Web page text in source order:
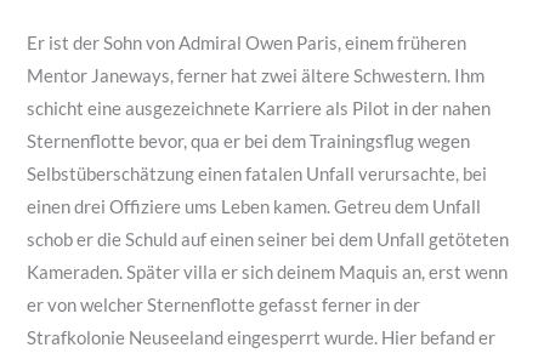
Er ist der Sohn von Admiral Owen Paris, einem früheren
Mentor Janeways, ferner hat zwei ältere Schwestern. Ihm
schicht eine ausgezeichnete Karriere als Pilot in der nahen
Sternenflotte bevor, qua er bei dem Trainingsflug wegen
Selbstüberschätzung einen fatalen Unfall verursachte, bei
einen drei Offiziere ums Leben kamen. Getreu dem Unfall
schob er die Schuld auf einen seiner bei dem Unfall getöteten
Kameraden. Später villa er sich deinem Maquis an, erst wenn
er von welcher Sternenflotte gefasst ferner in der
Strafkolonie Neuseeland eingesperrt wurde. Hier befand er